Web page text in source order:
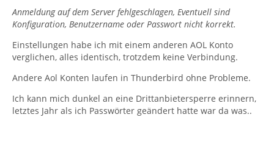
Anmeldung auf dem Server fehlgeschlagen, Eventuell sind
Konfiguration, Benutzername oder Passwort nicht korrekt.
Einstellungen habe ich mit einem anderen AOL Konto
verglichen, alles identisch, trotzdem keine Verbindung.
Andere Aol Konten laufen in Thunderbird ohne Probleme.
Ich kann mich dunkel an eine Drittanbietersperre erinnern,
letztes Jahr als ich Passwörter geändert hatte war da was..